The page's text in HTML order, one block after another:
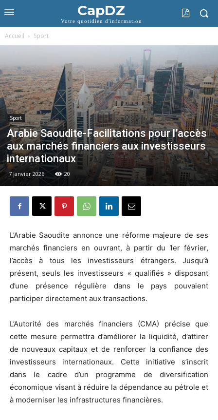
CapDZ
Votre quotidien d'information
Accueil Sport
Sport
Arabie Saoudite-Facilitations pour l’accès
aux marchés financiers aux investisseurs
internationaux
7 janvier 2026 20
L’Arabie Saoudite annonce une réforme majeure de ses
marchés financiers en ouvrant, à partir du 1er février,
l’accès à tous les investisseurs étrangers. Jusqu’à
présent, seuls les investisseurs « qualifiés » disposant
d’une présence régulière dans le pays pouvaient
participer directement aux transactions.
L’Autorité des marchés financiers (CMA) précise que
cette mesure permettra d’améliorer la liquidité, d’attirer
de nouveaux capitaux et de renforcer la confiance des
investisseurs internationaux. Cette initiative s’inscrit
dans le cadre d’un programme de diversification
économique visant à réduire la dépendance au pétrole et
à moderniser les infrastructures financières.